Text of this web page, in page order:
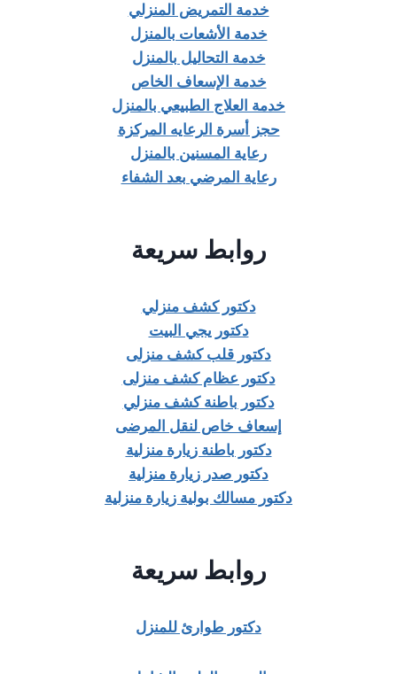
خدمة التمريض المنزلي
خدمة الأشعات بالمنزل
خدمة التحاليل بالمنزل
خدمة الإسعاف الخاص
خدمة العلاج الطبيعي بالمنزل
حجز أسرة الرعايه المركزة
رعاية المسنين بالمنزل
رعاية المرضي بعد الشفاء
روابط سريعة
دكتور كشف منزلي
دكتور يجي البيت
دكتور قلب كشف منزلى
دكتور عظام كشف منزلى
دكتور باطنة كشف منزلي
إسعاف خاص لنقل المرضى
دكتور باطنة زيارة منزلية
دكتور صدر زيارة منزلية
دكتور مسالك بولية زيارة منزلية
روابط سريعة
دكتور طوارئ للمنزل